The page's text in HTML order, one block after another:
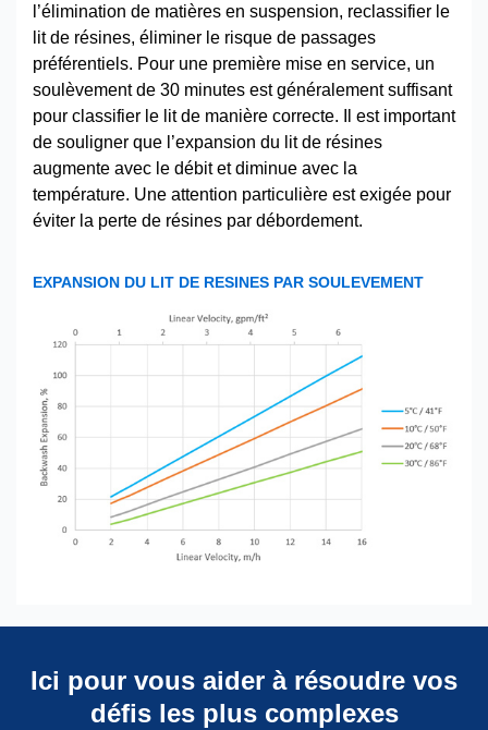
l’élimination de matières en suspension, reclassifier le
lit de résines, éliminer le risque de passages
préférentiels. Pour une première mise en service, un
soulèvement de 30 minutes est généralement suffisant
pour classifier le lit de manière correcte. Il est important
de souligner que l’expansion du lit de résines
augmente avec le débit et diminue avec la
température. Une attention particulière est exigée pour
éviter la perte de résines par débordement.
EXPANSION DU LIT DE RESINES PAR SOULEVEMENT
Ici pour vous aider à résoudre vos
défis les plus complexes